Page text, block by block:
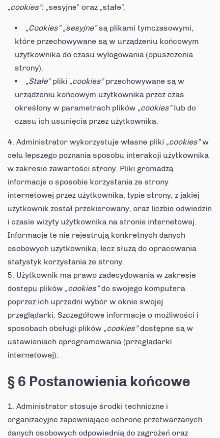
„cookies”: „sesyjne” oraz „stałe”.
„Cookies” „sesyjne”są plikami tymczasowymi,
które przechowywane są w urządzeniu końcowym
użytkownika do czasu wylogowania (opuszczenia
strony).
„Stałe”pliki „cookies”przechowywane są w
urządzeniu końcowym użytkownika przez czas
określony w parametrach plików „cookies”lub do
czasu ich usunięcia przez użytkownika.
Administrator wykorzystuje własne pliki „cookies”w
celu lepszego poznania sposobu interakcji użytkownika
w zakresie zawartości strony. Pliki gromadzą
informacje o sposobie korzystania ze strony
internetowej przez użytkownika, typie strony, z jakiej
użytkownik został przekierowany, oraz liczbie odwiedzin
i czasie wizyty użytkownika na stronie internetowej.
Informacje te nie rejestrują konkretnych danych
osobowych użytkownika, lecz służą do opracowania
statystyk korzystania ze strony.
Użytkownik ma prawo zadecydowania w zakresie
dostępu plików „cookies”do swojego komputera
poprzez ich uprzedni wybór w oknie swojej
przeglądarki. Szczegółowe informacje o możliwości i
sposobach obsługi plików „cookies”dostępne są w
ustawieniach oprogramowania (przeglądarki
internetowej).
§ 6 Postanowienia końcowe
Administrator stosuje środki techniczne i
organizacyjne zapewniające ochronę przetwarzanych
danych osobowych odpowiednią do zagrożeń oraz